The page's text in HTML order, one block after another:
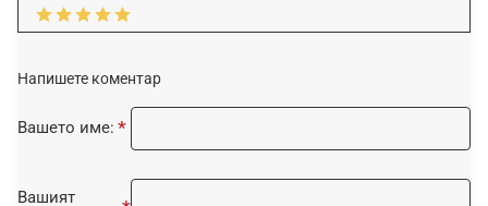
Напишете коментар
Вашето име:
Вашият